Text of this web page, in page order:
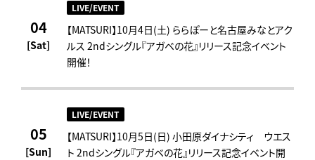
04
[Sat]
LIVE/EVENT
【MATSURI】10月4日(土) ららぽーと名古屋みなとアク
ルス 2ndシングル『アガベの花』リリース記念イベント
開催！
05
[Sun]
LIVE/EVENT
【MATSURI】10月5日(日) 小田原ダイナシティ ウエス
ト 2ndシングル『アガベの花』リリース記念イベント開